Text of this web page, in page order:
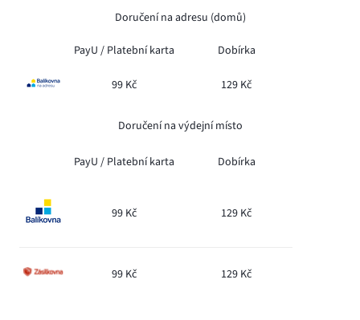
Doručení na adresu (domů)
PayU / Platební karta Dobírka
99 Kč 129 Kč
Doručení na výdejní místo
PayU / Platební karta Dobírka
99 Kč 129 Kč
99 Kč 129 Kč